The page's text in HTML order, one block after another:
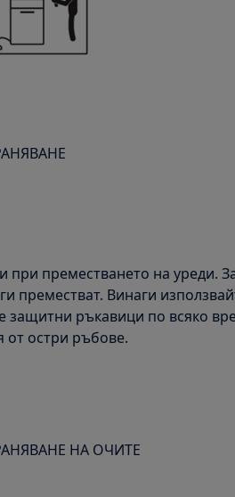
при преместването на уреди.
преместват. Винаги
защитни ръкавици по всяко
от остри ръбове.
НА ОЧИТЕ